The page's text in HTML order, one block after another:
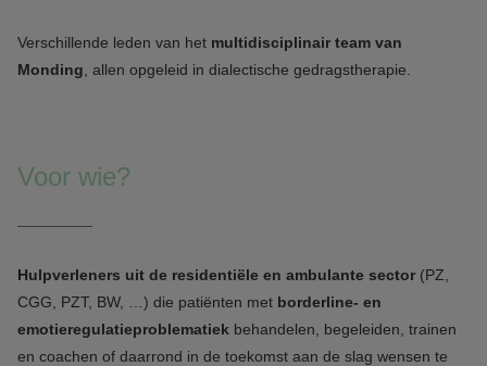
Verschillende leden van het multidisciplinair team van
Monding , allen opgeleid in dialectische gedragstherapie.
Voor wie?
Hulpverleners uit de residentiële en ambulante sector (PZ,
CGG, PZT, BW, …) die patiënten met borderline- en
emotieregulatieproblematiek behandelen, begeleiden, trainen
en coachen of daarrond in de toekomst aan de slag wensen te